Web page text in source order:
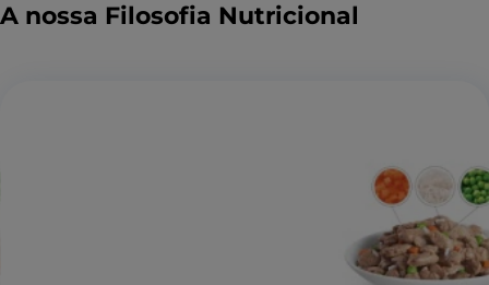
A nossa Filosofia Nutricional